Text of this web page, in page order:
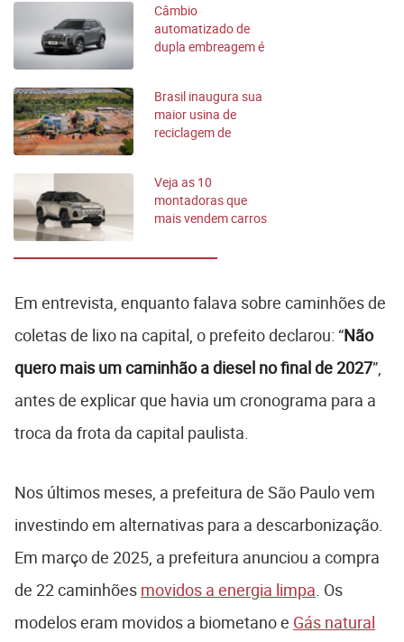
Câmbio
automatizado de
dupla embreagem é
Brasil inaugura sua
maior usina de
reciclagem de
Veja as 10
montadoras que
mais vendem carros
Em entrevista, enquanto falava sobre caminhões de
coletas de lixo na capital, o prefeito declarou: “Não
quero mais um caminhão a diesel no final de 2027”,
antes de explicar que havia um cronograma para a
troca da frota da capital paulista.
Nos últimos meses, a prefeitura de São Paulo vem
investindo em alternativas para a descarbonização.
Em março de 2025, a prefeitura anunciou a compra
de 22 caminhões movidos a energia limpa . Os
modelos eram movidos a biometano e Gás natural